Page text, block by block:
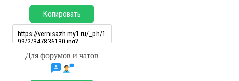
Копировать
Для форумов и чатов